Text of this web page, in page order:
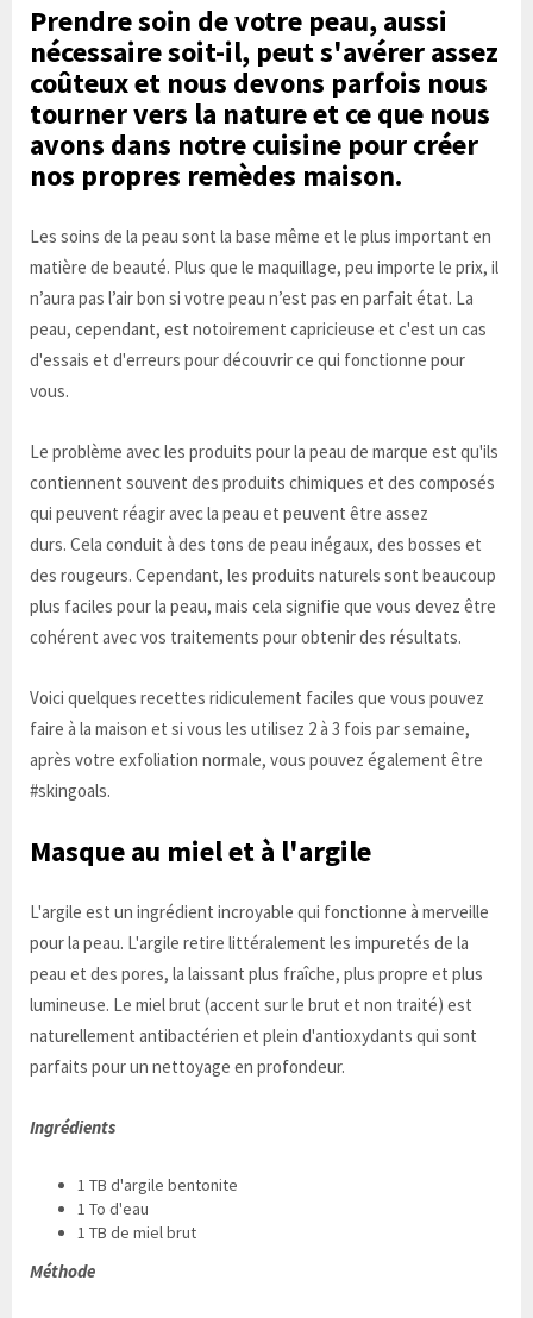
Prendre soin de votre peau, aussi
nécessaire soit-il, peut s'avérer assez
coûteux et nous devons parfois nous
tourner vers la nature et ce que nous
avons dans notre cuisine pour créer
nos propres remèdes maison.
Les soins de la peau sont la base même et le plus important en
matière de beauté. Plus que le maquillage, peu importe le prix, il
n’aura pas l’air bon si votre peau n’est pas en parfait état. La
peau, cependant, est notoirement capricieuse et c'est un cas
d'essais et d'erreurs pour découvrir ce qui fonctionne pour
vous.
Le problème avec les produits pour la peau de marque est qu'ils
contiennent souvent des produits chimiques et des composés
qui peuvent réagir avec la peau et peuvent être assez
durs. Cela conduit à des tons de peau inégaux, des bosses et
des rougeurs. Cependant, les produits naturels sont beaucoup
plus faciles pour la peau, mais cela signifie que vous devez être
cohérent avec vos traitements pour obtenir des résultats.
Voici quelques recettes ridiculement faciles que vous pouvez
faire à la maison et si vous les utilisez 2 à 3 fois par semaine,
après votre exfoliation normale, vous pouvez également être
#skingoals.
Masque au miel et à l'argile
L'argile est un ingrédient incroyable qui fonctionne à merveille
pour la peau. L'argile retire littéralement les impuretés de la
peau et des pores, la laissant plus fraîche, plus propre et plus
lumineuse. Le miel brut (accent sur le brut et non traité) est
naturellement antibactérien et plein d'antioxydants qui sont
parfaits pour un nettoyage en profondeur.
Ingrédients
1 TB d'argile bentonite
1 To d'eau
1 TB de miel brut
Méthode